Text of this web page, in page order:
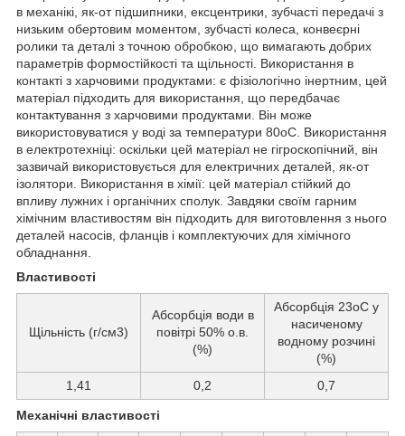
в механікі, як-от підшипники, ексцентрики, зубчасті передачі з
низьким обертовим моментом, зубчасті колеса, конвеєрні
ролики та деталі з точною обробкою, що вимагають добрих
параметрів формостійкості та щільності. Використання в
контакті з харчовими продуктами: є фізіологічно інертним, цей
матеріал підходить для використання, що передбачає
контактування з харчовими продуктами. Він може
використовуватися у воді за температури 80oС. Використання
в електротехніці: оскільки цей матеріал не гігроскопічний, він
зазвичай використовується для електричних деталей, як-от
ізолятори. Використання в хімії: цей матеріал стійкий до
впливу лужних і органічних сполук. Завдяки своїм гарним
хімічним властивостям він підходить для виготовлення з нього
деталей насосів, фланців і комплектуючих для хімічного
обладнання.
Властивості
Щільність (г/см3)
Абсорбція води в
повітрі 50% о.в.
(%)
Абсорбція 23oС у
насиченому
водному розчині
(%)
1,41
0,2 0,7
Механічні властивості